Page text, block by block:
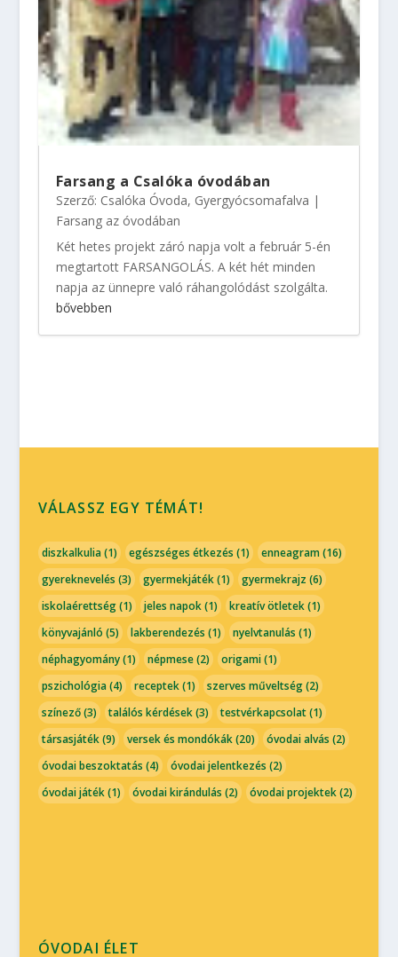
Farsang a Csalóka óvodában
Szerző: Csalóka Óvoda, Gyergyócsomafalva |
Farsang az óvodában
Két hetes projekt záró napja volt a február 5-én
megtartott FARSANGOLÁS. A két hét minden
napja az ünnepre való ráhangolódást szolgálta.
bővebben
VÁLASSZ EGY TÉMÁT!
diszkalkulia(1) egészséges étkezés (1) enneagram(16)
gyereknevelés (3) gyermekjáték(1) gyermekrajz (6)
iskolaérettség(1) jeles napok(1) kreatív ötletek(1)
könyvajánló (5) lakberendezés (1) nyelvtanulás (1)
néphagyomány(1) népmese(2) origami(1)
pszichológia(4) receptek(1) szerves műveltség(2)
színező(3) találós kérdések(3) testvérkapcsolat(1)
társasjáték(9) versek és mondókák(20) óvodai alvás (2)
óvodai beszoktatás (4) óvodai jelentkezés (2)
óvodai játék(1) óvodai kirándulás (2) óvodai projektek(2)
ÓVODAI ÉLET